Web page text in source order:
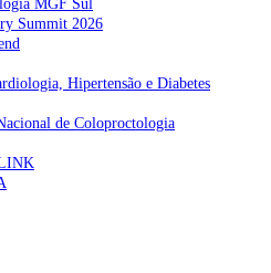
endoscópica do ouvido com
7 de Agosto, 2026
sobre eventual gestão
riscos no novo sistema de acesso
Agosto, 2026
de que precisa?
MGF Sul
Summit 2026
Hipertensão e Diabetes
de Coloproctologia